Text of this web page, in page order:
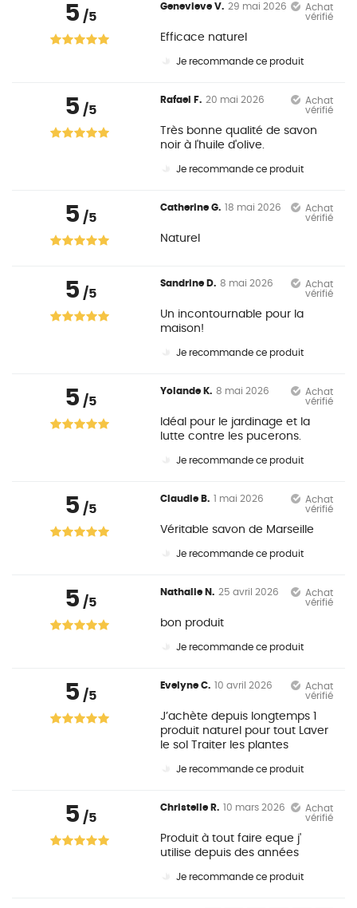
5 /5
Genevieve V. 29 mai 2026
Achat
vérifié
Efficace naturel
Je recommande ce produit
5 /5
Rafael F. 20 mai 2026
Achat
vérifié
Très bonne qualité de savon
noir à l'huile d'olive.
Je recommande ce produit
5 /5
Catherine G. 18 mai 2026
Achat
vérifié
Naturel
5 /5
Sandrine D. 8 mai 2026
Achat
vérifié
Un incontournable pour la
maison!
Je recommande ce produit
5 /5
Yolande K. 8 mai 2026
Achat
vérifié
Idéal pour le jardinage et la
lutte contre les pucerons.
Je recommande ce produit
5 /5
Claudie B. 1 mai 2026
Achat
vérifié
Véritable savon de Marseille
Je recommande ce produit
5 /5
Nathalie N. 25 avril 2026
Achat
vérifié
bon produit
Je recommande ce produit
5 /5
Evelyne C. 10 avril 2026
Achat
vérifié
J’achète depuis longtemps 1
produit naturel pour tout Laver
le sol Traiter les plantes
Je recommande ce produit
5 /5
Christelle R. 10 mars 2026
Achat
vérifié
Produit à tout faire eque j'
utilise depuis des années
Je recommande ce produit